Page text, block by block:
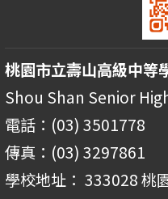
桃園市立壽山高級中等
Shou Shan Senior
電話：(03) 3501778
傳真：(03) 3297861
學校地址： 333028 桃